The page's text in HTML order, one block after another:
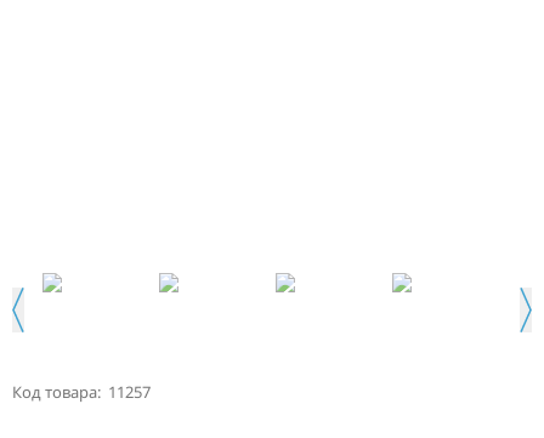
Код товара: 11257